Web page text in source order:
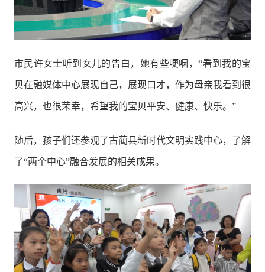
市民许女士听到女儿的告白，她有些哽咽，“看到我的宝
贝在融媒体中心展现自己，展现口才，作为母亲我看到很
高兴，也很荣幸，希望我的宝贝平安、健康、快乐。”
随后，孩子们还参观了古蔺县新时代文明实践中心，了解
了“两个中心”融合发展的相关成果。